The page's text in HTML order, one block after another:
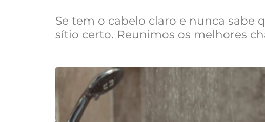
Se tem o cabelo claro e nunca sabe
sítio certo. Reunimos os melhores